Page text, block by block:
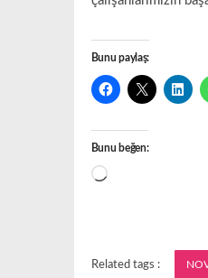
Bunu paylaş:
Bunu beğen:
Yükleniyor...
Related tags :